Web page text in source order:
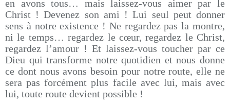
en avons tous… mais laissez-vous aimer par le
Christ ! Devenez son ami ! Lui seul peut donner
sens à notre existence ! Ne regardez pas la montre,
ni le temps… regardez le cœur, regardez le Christ,
regardez l’amour ! Et laissez-vous toucher par ce
Dieu qui transforme notre quotidien et nous donne
ce dont nous avons besoin pour notre route, elle ne
sera pas forcément plus facile avec lui, mais avec
lui, toute route devient possible !